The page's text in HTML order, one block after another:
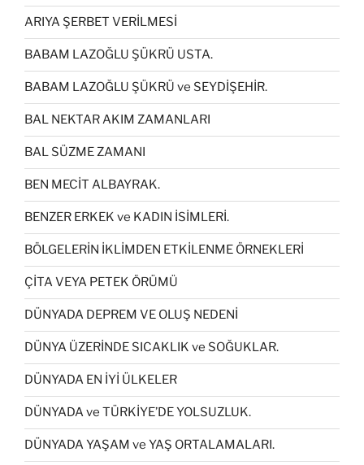
ARIYA ŞERBET VERİLMESİ
BABAM LAZOĞLU ŞÜKRÜ USTA.
BABAM LAZOĞLU ŞÜKRÜ ve SEYDİŞEHİR.
BAL NEKTAR AKIM ZAMANLARI
BAL SÜZME ZAMANI
BEN MECİT ALBAYRAK.
BENZER ERKEK ve KADIN İSİMLERİ.
BÖLGELERİN İKLİMDEN ETKİLENME ÖRNEKLERİ
ÇİTA VEYA PETEK ÖRÜMÜ
DÜNYADA DEPREM VE OLUŞ NEDENİ
DÜNYA ÜZERİNDE SICAKLIK ve SOĞUKLAR.
DÜNYADA EN İYİ ÜLKELER
DÜNYADA ve TÜRKİYE’DE YOLSUZLUK.
DÜNYADA YAŞAM ve YAŞ ORTALAMALARI.